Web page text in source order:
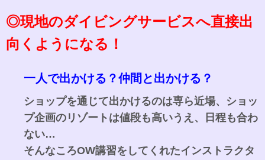
◎現地のダイビングサービスへ直接出
向くようになる！
一人で出かける？仲間と出かける？
ショップを通じて出かけるのは専ら近場、ショッ
プ企画のリゾートは値段も高いうえ、日程も合わ
ない…
そんなころOW講習をしてくれたインストラクタ